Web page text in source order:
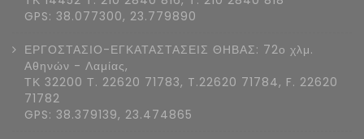
GPS: 38.077300, 23.779890
ΕΡΓΟΣΤΑΣΙΟ-ΕΓΚΑΤΑΣΤΑΣΕΙΣ ΘΗΒΑΣ: 72ο χλμ.
Αθηνών - Λαμίας,
ΤΚ 32200 Τ. 22620 71783, T.22620 71784, F. 22620
71782
GPS: 38.379139, 23.474865